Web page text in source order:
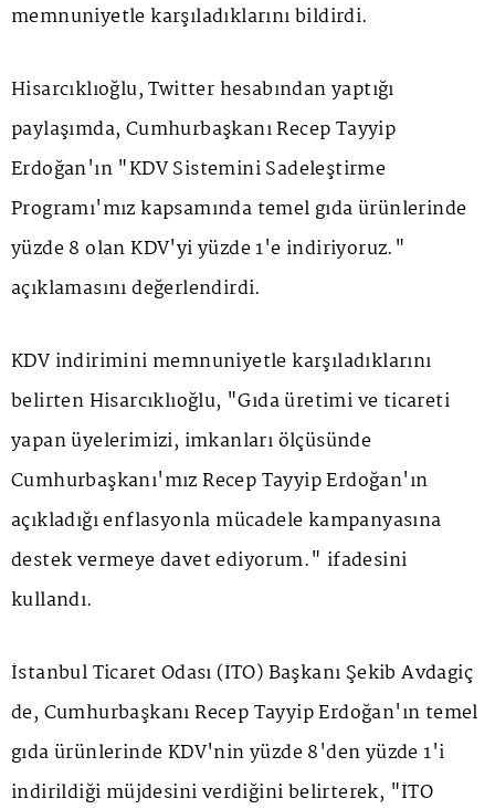
memnuniyetle karşıladıklarını bildirdi.
Hisarcıklıoğlu, Twitter hesabından yaptığı
paylaşımda, Cumhurbaşkanı Recep Tayyip
Erdoğan'ın "KDV Sistemini Sadeleştirme
Programı'mız kapsamında temel gıda ürünlerinde
yüzde 8 olan KDV'yi yüzde 1'e indiriyoruz."
açıklamasını değerlendirdi.
KDV indirimini memnuniyetle karşıladıklarını
belirten Hisarcıklıoğlu, "Gıda üretimi ve ticareti
yapan üyelerimizi, imkanları ölçüsünde
Cumhurbaşkanı'mız Recep Tayyip Erdoğan'ın
açıkladığı enflasyonla mücadele kampanyasına
destek vermeye davet ediyorum." ifadesini
kullandı.
İstanbul Ticaret Odası (İTO) Başkanı Şekib Avdagiç
de, Cumhurbaşkanı Recep Tayyip Erdoğan'ın temel
gıda ürünlerinde KDV'nin yüzde 8'den yüzde 1'i
indirildiği müjdesini verdiğini belirterek, "İTO